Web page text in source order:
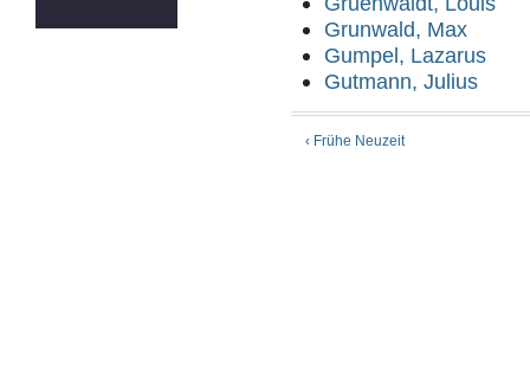
Grunwald, Max
Gumpel, Lazarus
Gutmann, Julius
‹ Frühe Neuzeit